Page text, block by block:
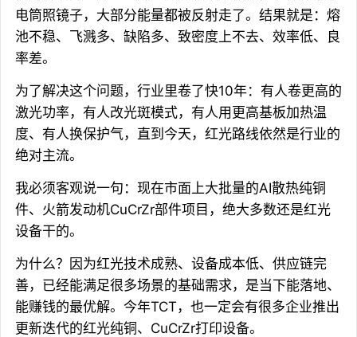
电筒照镜子，大部分能量都被反射走了。结果就是：熔
池不稳、飞溅多、缺陷多、致密度上不去、效率低、良
率差。
为了解决这个问题，行业里卷了快10年：有人卷更高的
激光功率，有人改光斑模式，有人用更高基板加热温
度、有人换保护气，直到今天，红光路线依然是行业的
绝对主流。
我必须客观说一句：现在市面上大批量的AI散热纯铜
件、火箭发动机CuCrZr部件项目，绝大多数还是红光
设备干的。
为什么？因为红光技术成熟、设备成本低、供应链完
善，已经能满足很多场景的基础需求，是当下能落地、
能赚钱的最优解。今年TCT，也一定会有很多企业推出
更新迭代的红光纯铜、CuCrZr打印设备。